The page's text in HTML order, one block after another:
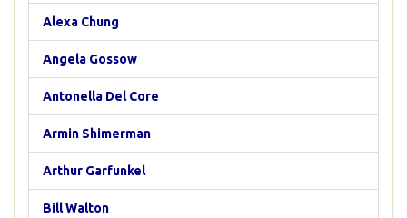
Alexa Chung
Angela Gossow
Antonella Del Core
Armin Shimerman
Arthur Garfunkel
Bill Walton